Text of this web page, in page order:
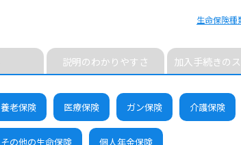
説明のわかりやすさ 加入手続きの
養老保険 医療保険 ガン保険 介護保険
その他の生命保険 個人年金保険
生命保険種